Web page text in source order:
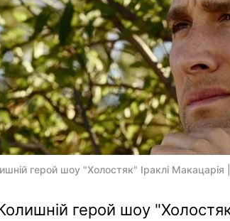
герой шоу "Холостяк" Іраклі
герой шоу